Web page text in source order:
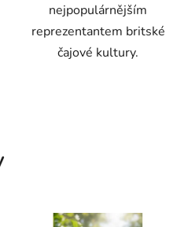
nejpopulárnějším
reprezentantem britské
čajové kultury.